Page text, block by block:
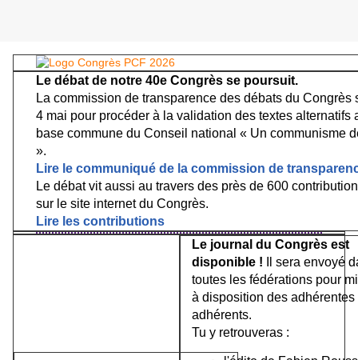
Le débat de notre 40e Congrès se poursuit.
La commission de transparence des débats du Congrès
4 mai pour procéder à la validation des textes alternatifs
base commune du Conseil national « Un communisme
».
Lire le communiqué de la commission de
Le débat vit aussi au travers des près de 600
sur le site internet du Congrès.
Lire les contributions
Le journal du Congrès est
disponible ! Il sera envoyé
toutes les fédérations pour
à disposition des adhérentes
adhérents.
Tu y retrouveras :